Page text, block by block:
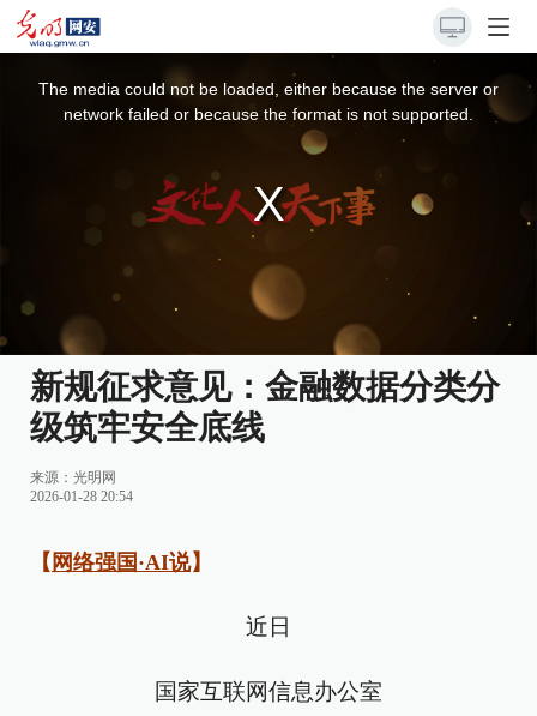
The media could not be loaded, either because the server or
network failed or because the format is not supported.
新规征求意见：金融数据分类分
级筑牢安全底线
来源： 光明网
2026-01-28 20:54
【 网络强国·AI说】
近日
国家互联网信息办公室